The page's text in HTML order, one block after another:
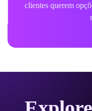
clientes querem